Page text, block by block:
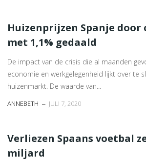
Huizenprijzen Spanje door
met 1,1% gedaald
De impact van de crisis die al maanden
economie en werkgelegenheid lijkt over te
huizenmarkt. De waarde van...
ANNEBETH JULI 7, 2020
Verliezen Spaans voetbal
miljard